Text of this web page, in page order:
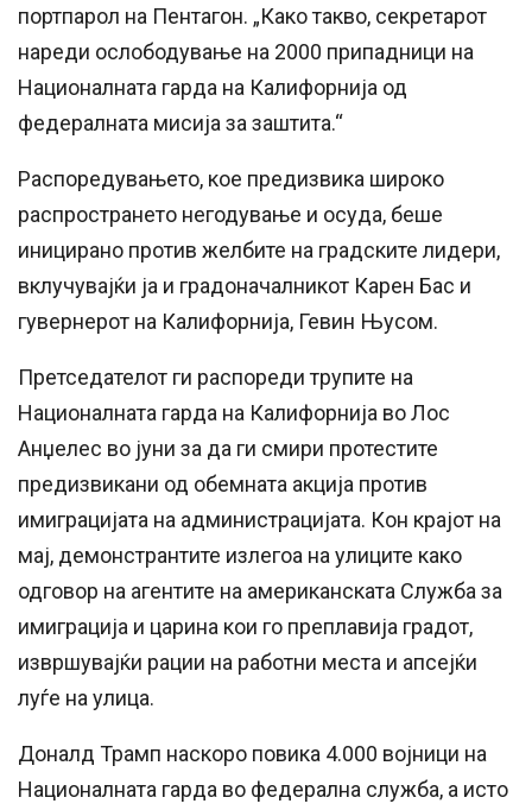
портпарол на Пентагон. „Како такво, секретарот
нареди ослободување на 2000 припадници на
Националната гарда на Калифорнија од
федералната мисија за заштита.“
Распоредувањето, кое предизвика широко
распространето негодување и осуда, беше
иницирано против желбите на градските лидери,
вклучувајќи ја и градоначалникот Карен Бас и
гувернерот на Калифорнија, Гевин Њусом.
Претседателот ги распореди трупите на
Националната гарда на Калифорнија во Лос
Анџелес во јуни за да ги смири протестите
предизвикани од обемната акција против
имиграцијата на администрацијата. Кон крајот на
мај, демонстрантите излегоа на улиците како
одговор на агентите на американската Служба за
имиграција и царина кои го преплавија градот,
извршувајќи рации на работни места и апсејќи
луѓе на улица.
Доналд Трамп наскоро повика 4.000 војници на
Националната гарда во федерална служба, а исто